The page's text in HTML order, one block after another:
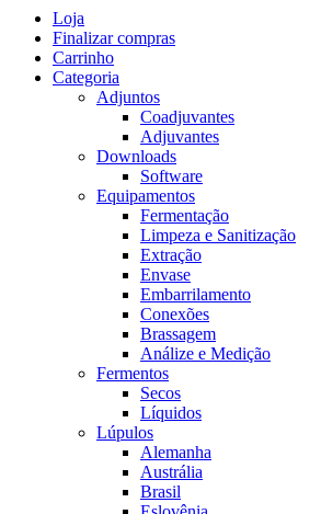
Loja
Finalizar compras
Carrinho
Categoria
Adjuntos
Coadjuvantes
Adjuvantes
Downloads
Software
Equipamentos
Fermentação
Limpeza e Sanitização
Extração
Envase
Embarrilamento
Conexões
Brassagem
Análize e Medição
Fermentos
Secos
Líquidos
Lúpulos
Alemanha
Austrália
Brasil